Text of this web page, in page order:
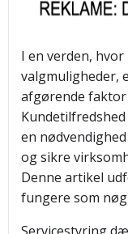
I en verden,
valgmuligheder,
afgørende faktor
en
og sikre
Denne artikel
fungere som